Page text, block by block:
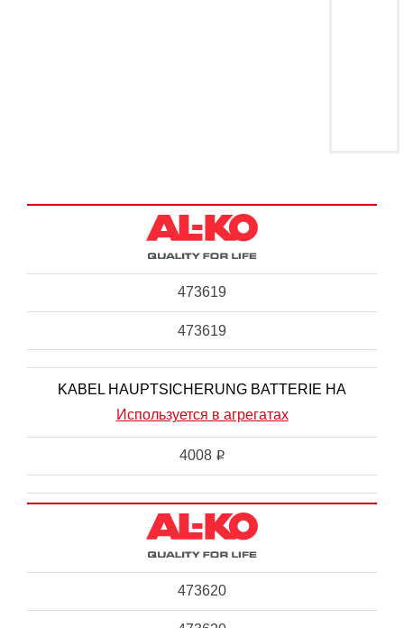
473619
473619
KABEL HAUPTSICHERUNG BATTERIE HA
Используется в агрегатах
4008 i
473620